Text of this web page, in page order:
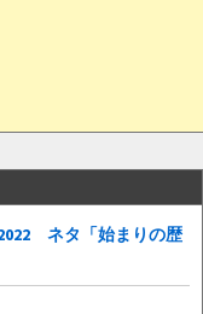
ネタ「始まりの歴